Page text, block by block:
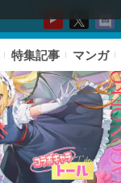
特集記事 マンガ